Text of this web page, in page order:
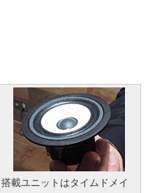
搭載ユニットはタイムドメイ